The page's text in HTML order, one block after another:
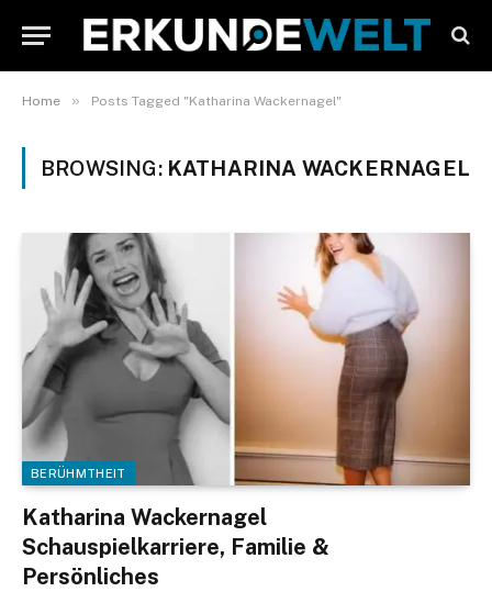
Home » Posts Tagged "Katharina Wackernagel"
BROWSING: KATHARINA WACKERNAGEL
BERÜHMTHEIT
Katharina Wackernagel
Schauspielkarriere, Familie &
Persönliches